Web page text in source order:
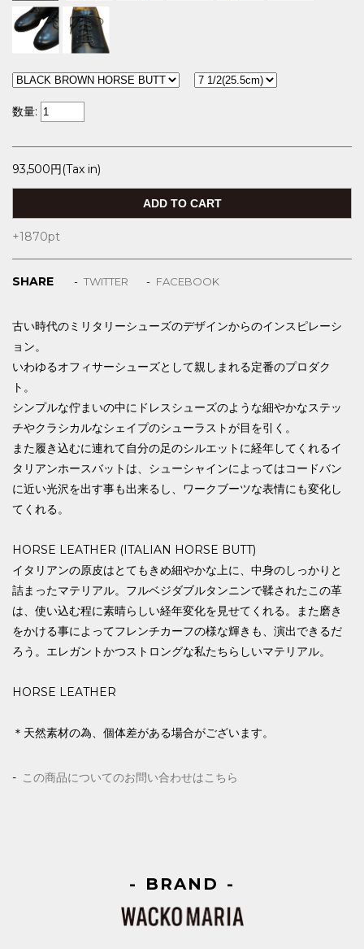
数量:
93,500円(Tax in)
+1870pt
SHARE TWITTER FACEBOOK
古い時代のミリタリーシューズのデザインからのインスピレーシ
ョン。
いわゆるオフィサーシューズとして親しまれる定番のプロダク
ト。
シンプルな佇まいの中にドレスシューズのような細やかなステッ
チやクラシカルなシェイプのシューラストが目を引く。
また履き込むに連れて自分の足のシルエットに経年してくれるイ
タリアンホースバットは、シューシャインによってはコードバン
に近い光沢を出す事も出来るし、ワークブーツな表情にも変化し
てくれる。
HORSE LEATHER (ITALIAN HORSE BUTT)
イタリアンの原皮はとてもきめ細やかな上に、中身のしっかりと
詰まったマテリアル。フルベジダブルタンニンで鞣されたこの革
は、使い込む程に素晴らしい経年変化を見せてくれる。また磨き
をかける事によってフレンチカーフの様な輝きも、演出できるだ
ろう。エレガントかつストロングな私たちらしいマテリアル。
HORSE LEATHER
＊天然素材の為、個体差がある場合がございます。
この商品についてのお問い合わせはこちら
BRAND